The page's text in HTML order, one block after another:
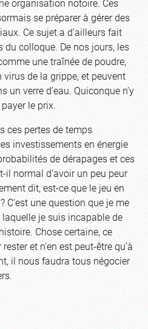
organisation notoire. Ces
se préparer à gérer des
Ce sujet a d’ailleurs fait
du colloque. De nos jours, les
une traînée de poudre,
de la grippe, et peuvent
un verre d’eau. Quiconque n’y
le prix.
ces pertes de temps
investissements en énergie
de dérapages et ces
il normal d’avoir un peu peur
dit, est-ce que le jeu en
une question que je me
je suis incapable de
Chose certaine, ce
et n’en est peut-être qu’à
il nous faudra tous négocier